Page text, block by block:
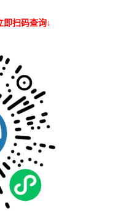
扫码查询↓